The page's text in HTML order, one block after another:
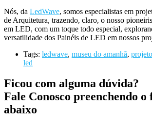
Nós, da LedWave, somos especialistas em
de Arquitetura, trazendo, claro, o nosso
em LED, com um toque todo especial,
versatilidade dos Painéis de LED em nossos
Tags: ledwave, museu do amanhã,
led
Ficou com alguma dúvida?
Fale Conosco preenchendo
abaixo